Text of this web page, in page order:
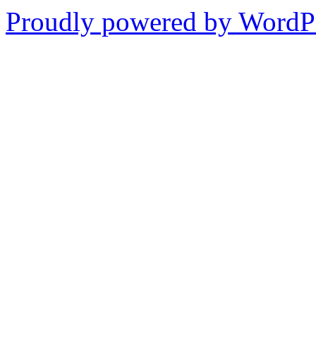
Proudly powered by